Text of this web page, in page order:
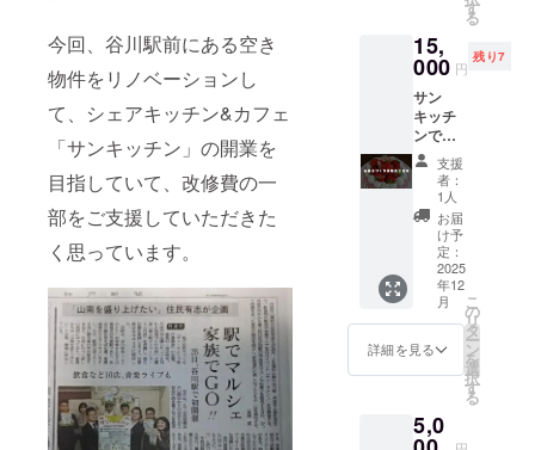
今回、谷川駅前にある空き
物件をリノベーションし
て、シェアキッチン&カフェ
「サンキッチン」の開業を
目指していて、改修費の一
部をご支援していただきた
く思っています。
ます。
商品開
封前に
は必ず
お届け
のリ
ターン
に貼付
された
ラベル
や注意
書きを
ご確認
くださ
い。
届けし
ます。
Flag's
が作る
お菓子
の詰め
合わせ
をお届
けしま
す。
【焼き
菓子
セット
(スペ
シャ
ル)】 内
容量12
賞味期
限2週間
す
る
15,
000 円
残り7
サン
キッチ
ンで一
緒に
ケーキ
を作り
ます。
作った
ケーキ
はご自
宅でお
召し上
がりく
ださ
い。 ・
材料
ターン
に含む
支援
者：
1人
お届
け予
定：
2025
年12
月
詳細を見る
こ
の
リ
タ
ー
ン
を
選
択
す
る
5,0